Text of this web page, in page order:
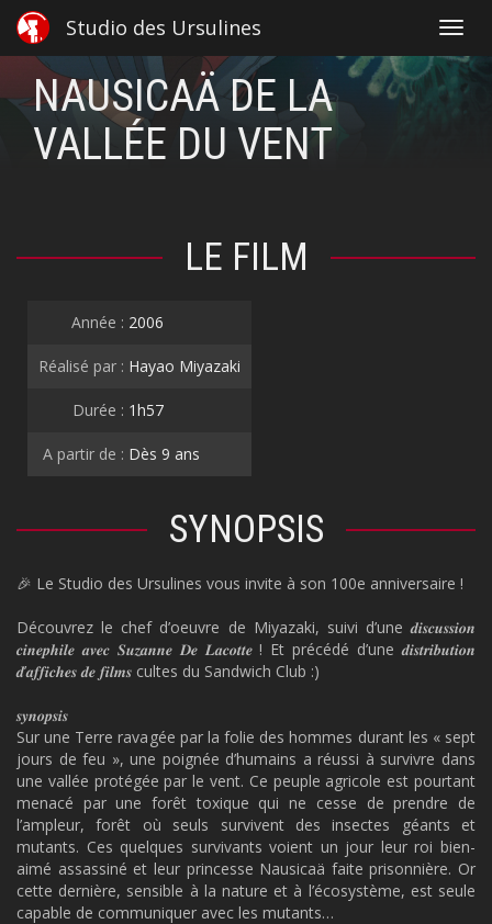
Studio des Ursulines
NAUSICAÄ DE LA
VALLÉE DU VENT
LE FILM
Année : 2006
Réalisé par : Hayao Miyazaki
Durée : 1h57
A partir de : Dès 9 ans
SYNOPSIS
🎉 Le Studio des Ursulines vous invite à son 100e anniversaire !
Découvrez le chef d’oeuvre de Miyazaki, suivi d’une 𝒅𝒊𝒔𝒄𝒖𝒔𝒔𝒊𝒐𝒏
𝒄𝒊𝒏𝒆𝒑𝒉𝒊𝒍𝒆 𝒂𝒗𝒆𝒄 𝑺𝒖𝒛𝒂𝒏𝒏𝒆 𝑫𝒆 𝑳𝒂𝒄𝒐𝒕𝒕𝒆 ! Et précédé d’une 𝒅𝒊𝒔𝒕𝒓𝒊𝒃𝒖𝒕𝒊𝒐𝒏
𝒅’𝒂𝒇𝒇𝒊𝒄𝒉𝒆𝒔 𝒅𝒆 𝒇𝒊𝒍𝒎𝒔 cultes du Sandwich Club :)
𝒔𝒚𝒏𝒐𝒑𝒔𝒊𝒔
Sur une Terre ravagée par la folie des hommes durant les « sept
jours de feu », une poignée d’humains a réussi à survivre dans
une vallée protégée par le vent. Ce peuple agricole est pourtant
menacé par une forêt toxique qui ne cesse de prendre de
l’ampleur, forêt où seuls survivent des insectes géants et
mutants. Ces quelques survivants voient un jour leur roi bien-
aimé assassiné et leur princesse Nausicaä faite prisonnière. Or
cette dernière, sensible à la nature et à l’écosystème, est seule
capable de communiquer avec les mutants…